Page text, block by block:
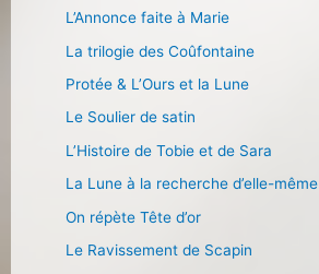
L’Annonce faite à Marie
La trilogie des Coûfontaine
Protée & L’Ours et la Lune
Le Soulier de satin
L’Histoire de Tobie et de Sara
La Lune à la recherche d’elle-même
On répète Tête d’or
Le Ravissement de Scapin